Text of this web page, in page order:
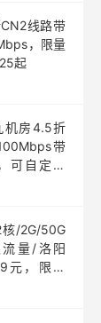
线路带
，限量
起
机房4.5折
带
可自定义
/2G/50G
量/洛阳
元，限量